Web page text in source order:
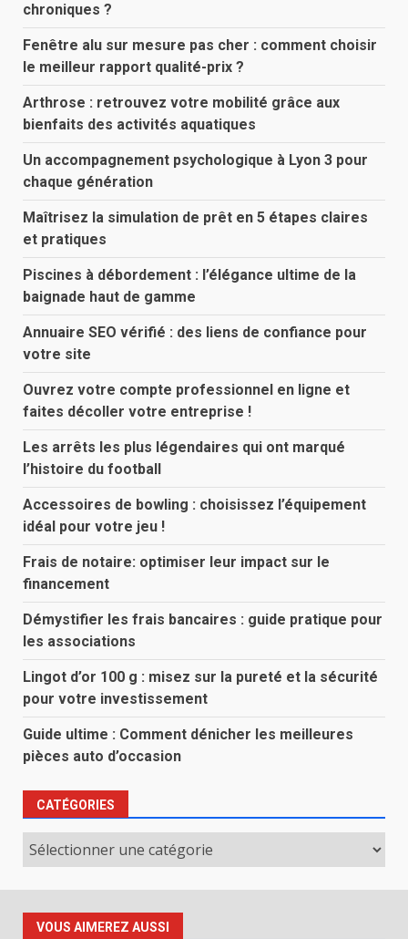
chroniques ?
Fenêtre alu sur mesure pas cher : comment choisir
le meilleur rapport qualité-prix ?
Arthrose : retrouvez votre mobilité grâce aux
bienfaits des activités aquatiques
Un accompagnement psychologique à Lyon 3 pour
chaque génération
Maîtrisez la simulation de prêt en 5 étapes claires
et pratiques
Piscines à débordement : l’élégance ultime de la
baignade haut de gamme
Annuaire SEO vérifié : des liens de confiance pour
votre site
Ouvrez votre compte professionnel en ligne et
faites décoller votre entreprise !
Les arrêts les plus légendaires qui ont marqué
l’histoire du football
Accessoires de bowling : choisissez l’équipement
idéal pour votre jeu !
Frais de notaire: optimiser leur impact sur le
financement
Démystifier les frais bancaires : guide pratique pour
les associations
Lingot d’or 100 g : misez sur la pureté et la sécurité
pour votre investissement
Guide ultime : Comment dénicher les meilleures
pièces auto d’occasion
CATÉGORIES
Catégories
VOUS AIMEREZ AUSSI